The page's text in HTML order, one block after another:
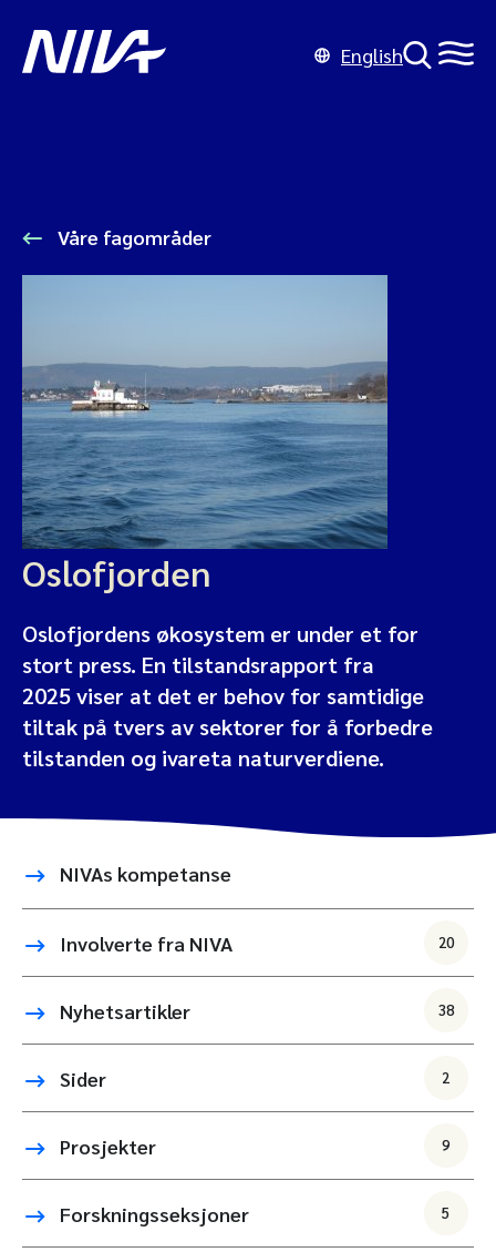
English
Våre fagområder
Oslofjorden
Oslofjordens økosystem er under et for
stort press. En tilstandsrapport fra
2025 viser at det er behov for samtidige
tiltak på tvers av sektorer for å forbedre
tilstanden og ivareta naturverdiene.
NIVAs kompetanse
Involverte fra NIVA 20
Nyhetsartikler 38
Sider 2
Prosjekter 9
Forskningsseksjoner 5